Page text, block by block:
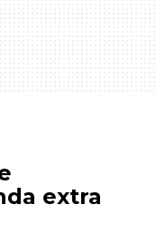
extra